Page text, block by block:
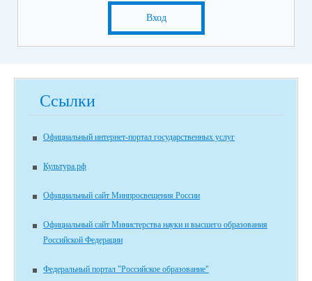
Вход
Ссылки
Официальный интернет-портал государственных услуг
Культура.рф
Официальный сайт Минпросвещения России
Официальный сайт Министерства науки и высшего образования
Российской Федерации
Федеральный портал "Российское образование"